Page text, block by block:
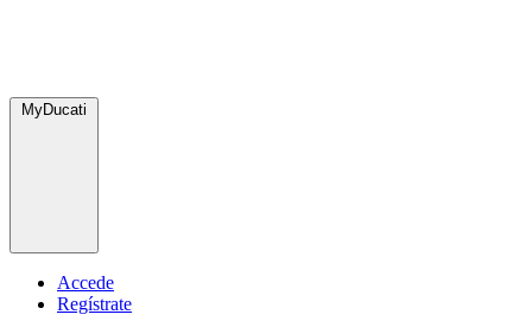
MyDucati
Accede
Regístrate